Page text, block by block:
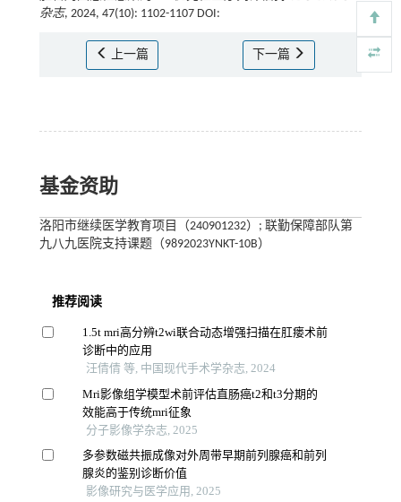
杂志, 2024, 47(10): 1102-1107 DOI:
上一篇 下一篇
基金资助
洛阳市继续医学教育项目（240901232）; 联勤保障部队第
九八九医院支持课题（9892023YNKT-10B）